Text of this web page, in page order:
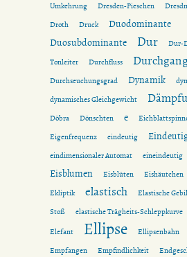
Umkehrung
Dresden-Pieschen
Droth
Druck
Duodominante
Duosubdominante
Dur Dur-
Tonleiter
Durchfluss
Durchseuchungsgrad Dynamik
dynamisches Gleichgewicht
Döbra
Dönschten e
Eigenfrequenz
eindeutig
eindimensionaler Automat eineindeutig
Eisblumen
Eisblüten Eishäutchen
Ekliptik
elastisch Elastische
Stoß
elastische Trägheits-Schleppkurve
Elefant Ellipse Ellipsenbahn
Empfangen Empfindlichkeit